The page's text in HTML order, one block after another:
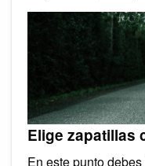
Elige zapatillas
En este punto